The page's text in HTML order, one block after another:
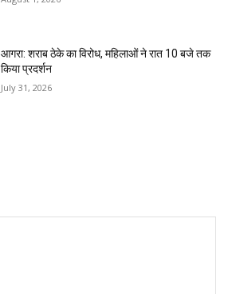
आगरा: शराब ठेके का विरोध, महिलाओं ने रात 10 बजे तक
किया प्रदर्शन
July 31, 2026